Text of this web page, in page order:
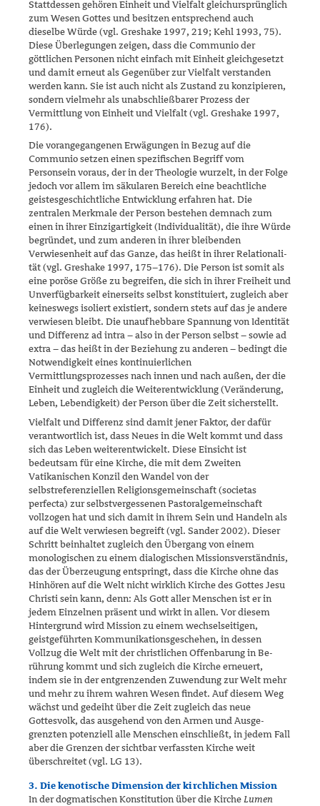
Stattdessen gehören Einheit und Vielfalt gleichursprünglich
zum Wesen Gottes und besitzen entsprechend auch
dieselbe Würde (vgl. Greshake 1997, 219; Kehl 1993, 75).
Diese Überlegungen zeigen, dass die Communio der
göttlichen Personen nicht einfach mit Einheit gleichgesetzt
und damit erneut als Gegenüber zur Vielfalt verstanden
werden kann. Sie ist auch nicht als Zustand zu konzipieren,
sondern vielmehr als unabschließbarer Prozess der
Vermittlung von Einheit und Vielfalt (vgl. Greshake 1997,
176).
Die vorangegangenen Erwägungen in Bezug auf die
Communio setzen einen spezifischen Begriff vom
Personsein voraus, der in der Theologie wurzelt, in der Folge
jedoch vor allem im säkularen Bereich eine beacht­liche
geistesgeschichtliche Entwicklung erfahren hat. Die
zentralen Merk­male der Person bestehen demnach zum
einen in ihrer Einzigartig­keit (Individualität), die ihre Würde
begründet, und zum anderen in ih­rer bleibenden
Verwiesenheit auf das Ganze, das heißt in ihrer Relatio­nali­
tät (vgl. Greshake 1997, 175–176). Die Person ist somit als
eine po­rö­se Größe zu begreifen, die sich in ihrer Freiheit und
Unverfügbarkeit einerseits selbst konstituiert, zugleich aber
keineswegs isoliert existiert, sondern stets auf das je andere
verwiesen bleibt. Die unaufhebbare Span­nung von Identität
und Differenz ad intra – also in der Person selbst – sowie ad
extra – das heißt in der Beziehung zu anderen – bedingt die
Notwendigkeit eines kontinuierlichen
Vermittlungsprozesses nach innen und nach außen, der die
Einheit und zugleich die Weiterentwicklung (Ver­änderung,
Leben, Lebendigkeit) der Person über die Zeit sicherstellt.
Vielfalt und Differenz sind damit jener Faktor, der dafür
verantwortlich ist, dass Neues in die Welt kommt und dass
sich das Leben weiterent­wickelt. Diese Einsicht ist
bedeutsam für eine Kirche, die mit dem Zwei­ten
Vatikanischen Konzil den Wandel von der
selbstreferenziellen Reli­gionsgemeinschaft (societas
perfecta) zur selbstvergessenen Pastoral­gemeinschaft
vollzogen hat und sich damit in ihrem Sein und Handeln als
auf die Welt verwiesen begreift (vgl. Sander 2002). Dieser
Schritt beinhaltet zugleich den Übergang von einem
monologischen zu einem dialogischen Missionsverständnis,
das der Überzeugung entspringt, dass die Kirche ohne das
Hinhören auf die Welt nicht wirklich Kirche des Got­tes Jesu
Christi sein kann, denn: Als Gott aller Menschen ist er in
jedem Einzelnen präsent und wirkt in allen. Vor diesem
Hintergrund wird Mis­sion zu einem wechselseitigen,
geistgeführten Kommunikationsge­sche­hen, in dessen
Vollzug die Welt mit der christlichen Offenbarung in Be­
rührung kommt und sich zugleich die Kirche erneuert,
indem sie in der entgrenzenden Zuwendung zur Welt mehr
und mehr zu ihrem wahren Wesen findet. Auf diesem Weg
wächst und gedeiht über die Zeit zu­gleich das neue
Gottesvolk, das ausgehend von den Armen und Ausge­
grenzten potenziell alle Menschen einschließt, in jedem Fall
aber die Grenzen der sichtbar verfassten Kirche weit
überschreitet (vgl. LG 13).
3. Die kenotische Dimension der kirchlichen Mission
In der dogmatischen Konstitution über die Kirche Lumen